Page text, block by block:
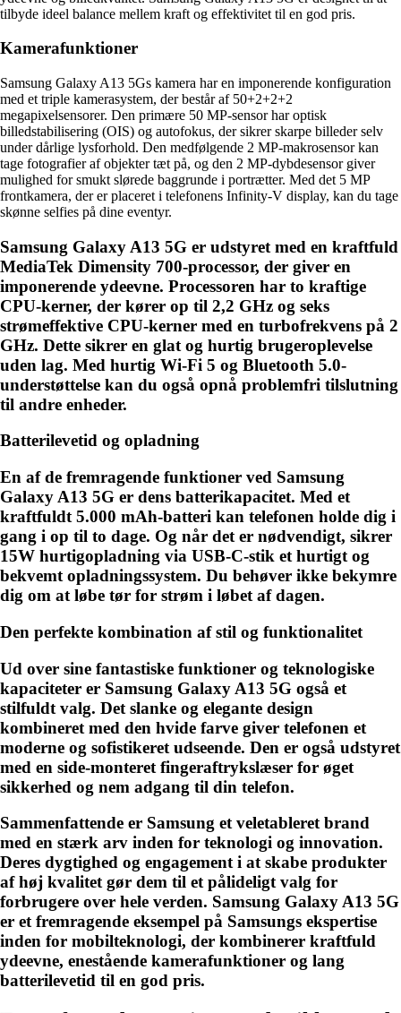
tilbyde ideel balance mellem kraft og effektivitet til en god pris.
Kamerafunktioner
Samsung Galaxy A13 5Gs kamera har en imponerende konfiguration
med et triple kamerasystem, der består af 50+2+2+2
megapixelsensorer. Den primære 50 MP-sensor har optisk
billedstabilisering (OIS) og autofokus, der sikrer skarpe billeder selv
under dårlige lysforhold. Den medfølgende 2 MP-makrosensor kan
tage fotografier af objekter tæt på, og den 2 MP-dybdesensor giver
mulighed for smukt slørede baggrunde i portrætter. Med det 5 MP
frontkamera, der er placeret i telefonens Infinity-V display, kan du tage
skønne selfies på dine eventyr.
Samsung Galaxy A13 5G er udstyret med en kraftfuld
MediaTek Dimensity 700-processor, der giver en
imponerende ydeevne. Processoren har to kraftige
CPU-kerner, der kører op til 2,2 GHz og seks
strømeffektive CPU-kerner med en turbofrekvens på 2
GHz. Dette sikrer en glat og hurtig brugeroplevelse
uden lag. Med hurtig Wi-Fi 5 og Bluetooth 5.0-
understøttelse kan du også opnå problemfri tilslutning
til andre enheder.
Batterilevetid og opladning
En af de fremragende funktioner ved Samsung
Galaxy A13 5G er dens batterikapacitet. Med et
kraftfuldt 5.000 mAh-batteri kan telefonen holde dig i
gang i op til to dage. Og når det er nødvendigt, sikrer
15W hurtigopladning via USB-C-stik et hurtigt og
bekvemt opladningssystem. Du behøver ikke bekymre
dig om at løbe tør for strøm i løbet af dagen.
Den perfekte kombination af stil og funktionalitet
Ud over sine fantastiske funktioner og teknologiske
kapaciteter er Samsung Galaxy A13 5G også et
stilfuldt valg. Det slanke og elegante design
kombineret med den hvide farve giver telefonen et
moderne og sofistikeret udseende. Den er også udstyret
med en side-monteret fingeraftrykslæser for øget
sikkerhed og nem adgang til din telefon.
Sammenfattende er Samsung et veletableret brand
med en stærk arv inden for teknologi og innovation.
Deres dygtighed og engagement i at skabe produkter
af høj kvalitet gør dem til et pålideligt valg for
forbrugere over hele verden. Samsung Galaxy A13 5G
er et fremragende eksempel på Samsungs ekspertise
inden for mobilteknologi, der kombinerer kraftfuld
ydeevne, enestående kamerafunktioner og lang
batterilevetid til en god pris.